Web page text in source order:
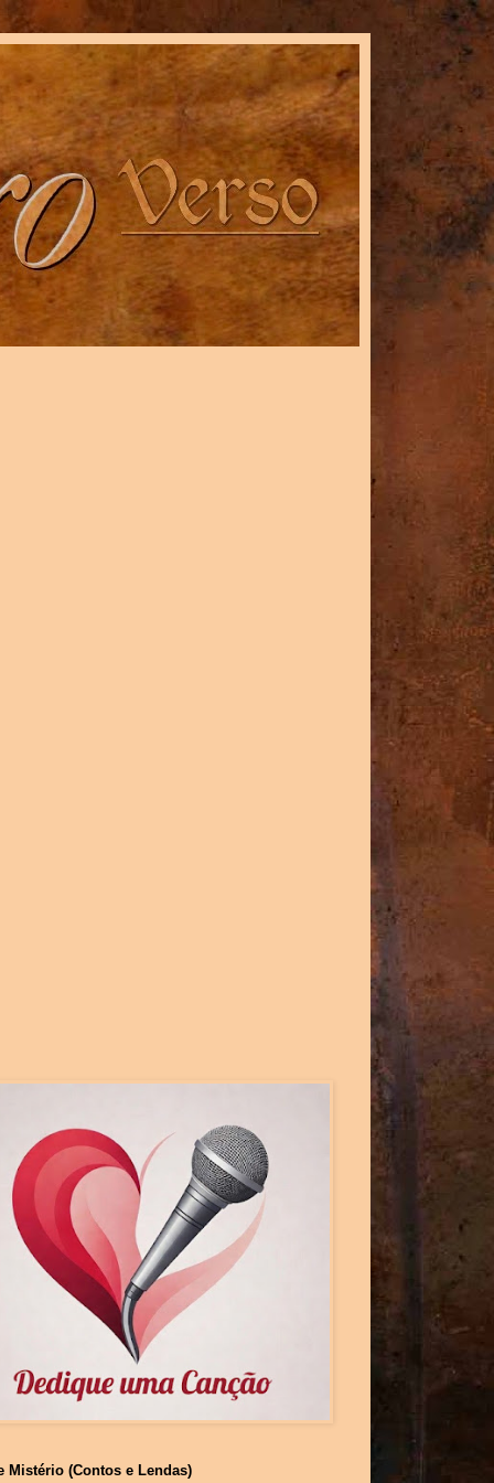
Mistério (Contos e Lendas)